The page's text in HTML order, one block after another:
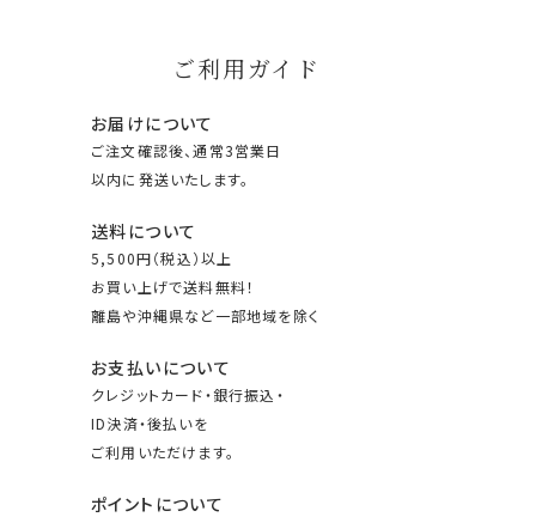
ご利用ガイド
お届けについて
ご注文確認後、通常3営業日
以内に発送いたします。
送料について
5,500円（税込）以上
お買い上げで送料無料！
離島や沖縄県など一部地域を除く
お支払いについて
クレジットカード・銀行振込・
ID決済・後払いを
ご利用いただけます。
ポイントについて